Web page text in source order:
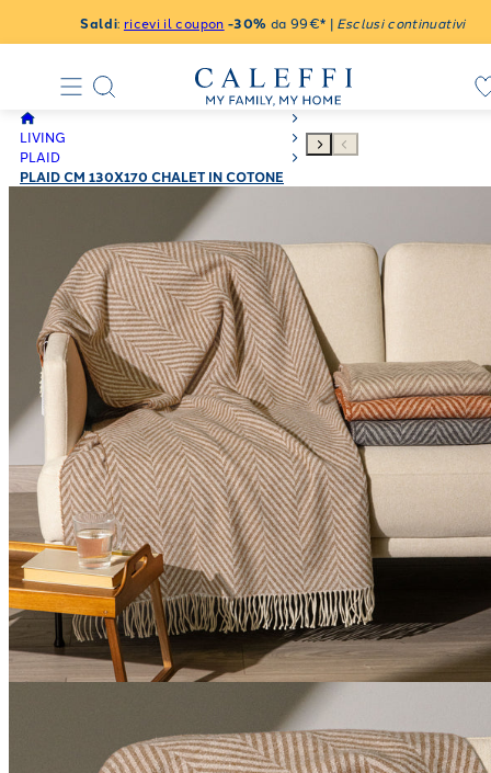
Saldi: ricevi il coupon -30% da 99€* | Esclusi continuativi
LIVING
PLAID
PLAID CM 130X170 CHALET IN COTONE